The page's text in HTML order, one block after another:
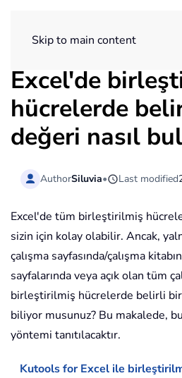
Skip to main content
Excel'de
hücrelerde
değeri nasıl
AuthorSiluvia• Last modified
Excel'de tüm birleştirilmiş
sizin için kolay olabilir. Ancak,
çalışma sayfasında/çalışma
sayfalarında veya açık olan tüm
birleştirilmiş hücrelerde belirli bir
biliyor musunuz? Bu makalede,
yöntemi tanıtılacaktır.
Kutools for Excel ile